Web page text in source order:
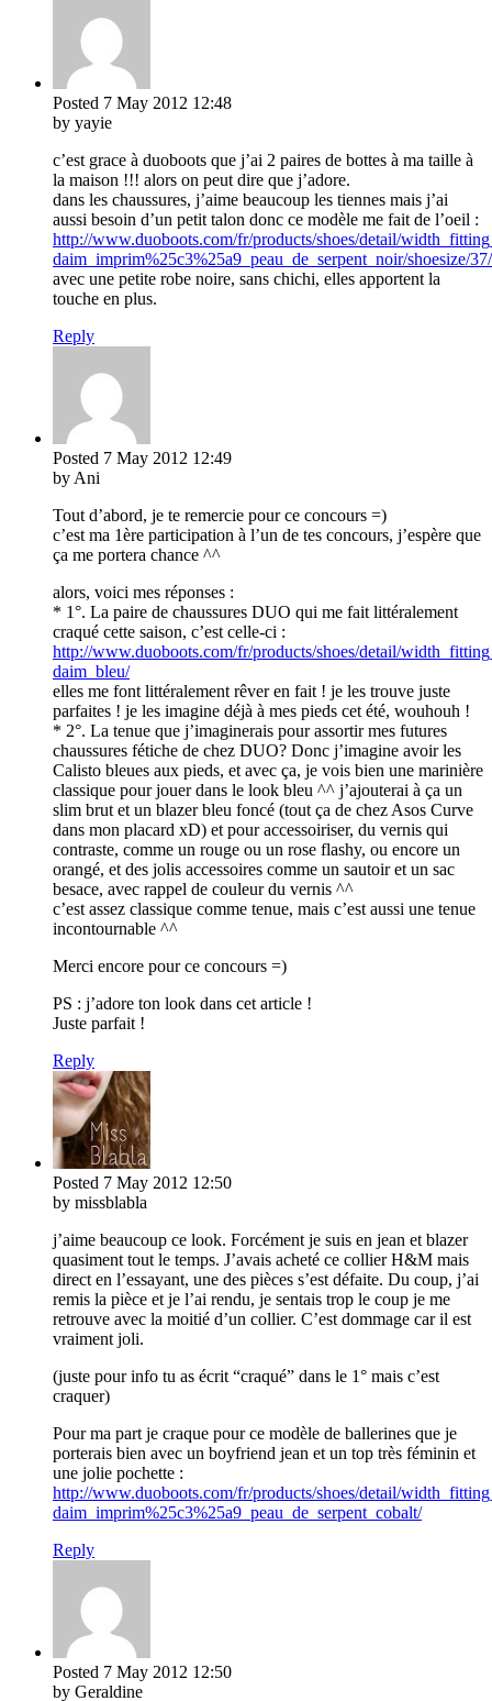
Posted 7 May 2012 12:48
by yayie
c’est grace à duoboots que j’ai 2 paires de bottes à ma taille à
la maison !!! alors on peut dire que j’adore.
dans les chaussures, j’aime beaucoup les tiennes mais j’ai
aussi besoin d’un petit talon donc ce modèle me fait de l’oeil :
http://www.duoboots.com/fr/products/shoes/detail/
daim_imprim%25c3%25a9_peau_de_serpent_noir/shoesize/
avec une petite robe noire, sans chichi, elles apportent la
touche en plus.
Reply
Posted 7 May 2012 12:49
by Ani
Tout d’abord, je te remercie pour ce concours =)
c’est ma 1ère participation à l’un de tes concours, j’espère que
ça me portera chance ^^
alors, voici mes réponses :
* 1°. La paire de chaussures DUO qui me fait littéralement
craqué cette saison, c’est celle-ci :
http://www.duoboots.com/fr/products/shoes/detail/
daim_bleu/
elles me font littéralement rêver en fait ! je les trouve juste
parfaites ! je les imagine déjà à mes pieds cet été, wouhouh !
* 2°. La tenue que j’imaginerais pour assortir mes futures
chaussures fétiche de chez DUO? Donc j’imagine avoir les
Calisto bleues aux pieds, et avec ça, je vois bien une marinière
classique pour jouer dans le look bleu ^^ j’ajouterai à ça un
slim brut et un blazer bleu foncé (tout ça de chez Asos Curve
dans mon placard xD) et pour accessoiriser, du vernis qui
contraste, comme un rouge ou un rose flashy, ou encore un
orangé, et des jolis accessoires comme un sautoir et un sac
besace, avec rappel de couleur du vernis ^^
c’est assez classique comme tenue, mais c’est aussi une tenue
incontournable ^^
Merci encore pour ce concours =)
PS : j’adore ton look dans cet article !
Juste parfait !
Reply
Posted 7 May 2012 12:50
by missblabla
j’aime beaucoup ce look. Forcément je suis en jean et blazer
quasiment tout le temps. J’avais acheté ce collier H&M mais
direct en l’essayant, une des pièces s’est défaite. Du coup, j’ai
remis la pièce et je l’ai rendu, je sentais trop le coup je me
retrouve avec la moitié d’un collier. C’est dommage car il est
vraiment joli.
(juste pour info tu as écrit “craqué” dans le 1° mais c’est
craquer)
Pour ma part je craque pour ce modèle de ballerines que je
porterais bien avec un boyfriend jean et un top très féminin et
une jolie pochette :
http://www.duoboots.com/fr/products/shoes/detail/
daim_imprim%25c3%25a9_peau_de_serpent_cobalt/
Reply
Posted 7 May 2012 12:50
by Geraldine